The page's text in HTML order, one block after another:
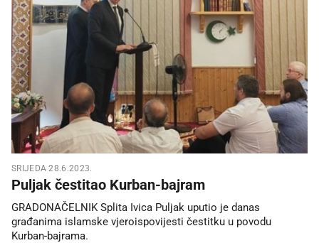
SRIJEDA 28.6.2023.
Puljak čestitao Kurban-bajram
GRADONAČELNIK Splita Ivica Puljak uputio je danas
građanima islamske vjeroispovijesti čestitku u povodu
Kurban-bajrama.